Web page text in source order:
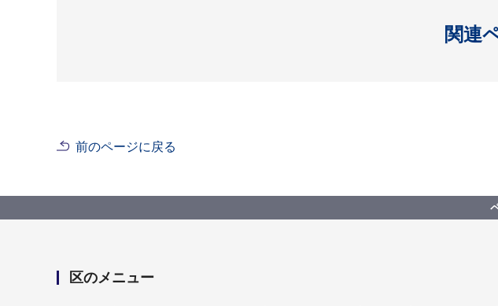
関連
前のページに戻る
区のメニュー